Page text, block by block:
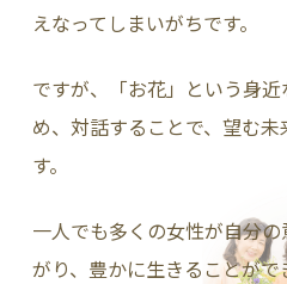
えなってしまいがちです。
ですが、「お花」という身
め、対話することで、望む
す。
一人でも多くの女性が自分
がり、豊かに生きることがで